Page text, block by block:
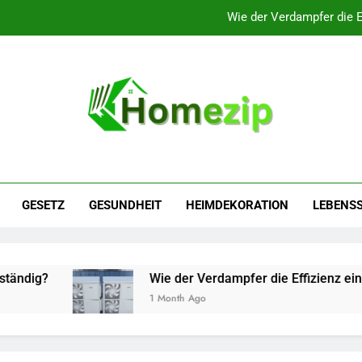
Wie der Verdampfer die
Die wichtigsten Leistungen, die Sie in Ihren
Ein Überblick über die verschiedenen Arten von
GESETZ GESUNDHEIT HEIMDEKORATION
Wie der Verdampfer die Effizienz einer
1 Month Ago